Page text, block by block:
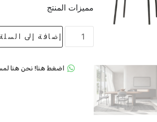
مميزات المنتج
إضافة إلى
اضغط هنا! نحن هنا